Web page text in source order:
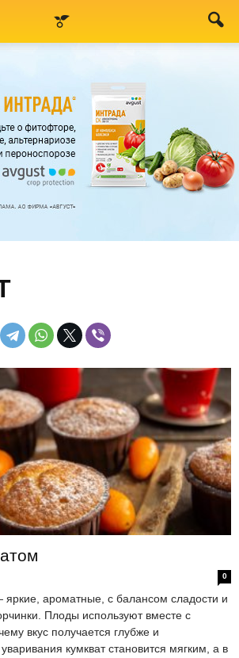
0
яркие, ароматные, с балансом сладости и
Плоды используют вместе с
вкус получается глубже и
кумкват становится мягким, а в